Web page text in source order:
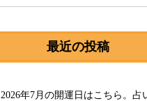
最近の投稿
2026年7月の開運日はこちら。占